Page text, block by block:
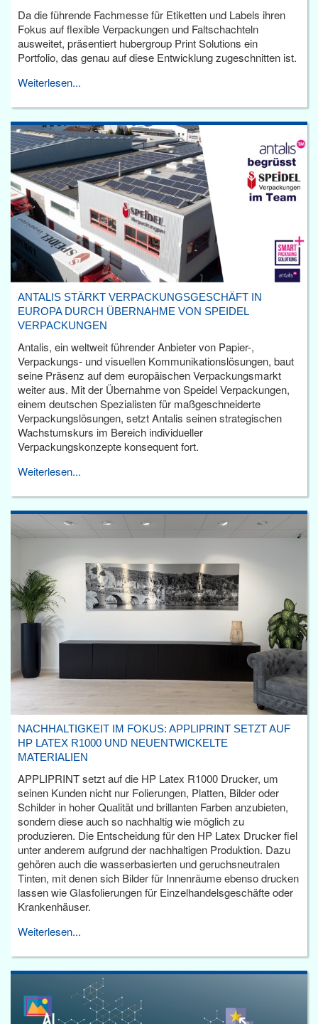
Da die führende Fachmesse für Etiketten und Labels ihren
Fokus auf flexible Verpackungen und Faltschachteln
ausweitet, präsentiert hubergroup Print Solutions ein
Portfolio, das genau auf diese Entwicklung zugeschnitten ist.
Weiterlesen...
ANTALIS STÄRKT VERPACKUNGSGESCHÄFT IN
EUROPA DURCH ÜBERNAHME VON SPEIDEL
VERPACKUNGEN
Antalis, ein weltweit führender Anbieter von Papier-,
Verpackungs- und visuellen Kommunikationslösungen, baut
seine Präsenz auf dem europäischen Verpackungsmarkt
weiter aus. Mit der Übernahme von Speidel Verpackungen,
einem deutschen Spezialisten für maßgeschneiderte
Verpackungslösungen, setzt Antalis seinen strategischen
Wachstumskurs im Bereich individueller
Verpackungskonzepte konsequent fort.
Weiterlesen...
NACHHALTIGKEIT IM FOKUS: APPLIPRINT SETZT AUF
HP LATEX R1000 UND NEUENTWICKELTE
MATERIALIEN
APPLIPRINT setzt auf die HP Latex R1000 Drucker, um
seinen Kunden nicht nur Folierungen, Platten, Bilder oder
Schilder in hoher Qualität und brillanten Farben anzubieten,
sondern diese auch so nachhaltig wie möglich zu
produzieren. Die Entscheidung für den HP Latex Drucker fiel
unter anderem aufgrund der nachhaltigen Produktion. Dazu
gehören auch die wasserbasierten und geruchsneutralen
Tinten, mit denen sich Bilder für Innenräume ebenso drucken
lassen wie Glasfolierungen für Einzelhandelsgeschäfte oder
Krankenhäuser.
Weiterlesen...